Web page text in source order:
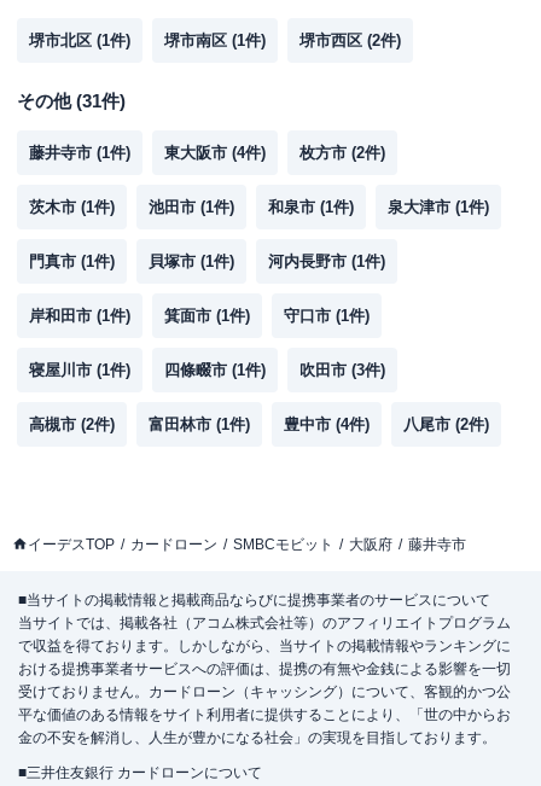
堺市北区 (1件) 堺市南区 (1件) 堺市西区 (2件)
その他(31件)
藤井寺市 (1件) 東大阪市 (4件) 枚方市 (2件)
茨木市 (1件) 池田市 (1件) 和泉市 (1件) 泉大津市 (1件)
門真市 (1件) 貝塚市 (1件) 河内長野市 (1件)
岸和田市 (1件) 箕面市 (1件) 守口市 (1件)
寝屋川市 (1件) 四條畷市 (1件) 吹田市 (3件)
高槻市 (2件) 富田林市 (1件) 豊中市 (4件) 八尾市 (2件)
イーデスTOP カードローン SMBCモビット 大阪府 藤井寺市
■当サイトの掲載情報と掲載商品ならびに提携事業者のサービスについて
当サイトでは、掲載各社（アコム株式会社等）のアフィリエイトプログラム
で収益を得ております。しかしながら、当サイトの掲載情報やランキングに
おける提携事業者サービスへの評価は、提携の有無や金銭による影響を一切
受けておりません。カードローン（キャッシング）について、客観的かつ公
平な価値のある情報をサイト利用者に提供することにより、「世の中からお
金の不安を解消し、人生が豊かになる社会」の実現を目指しております。
■三井住友銀行 カードローンについて